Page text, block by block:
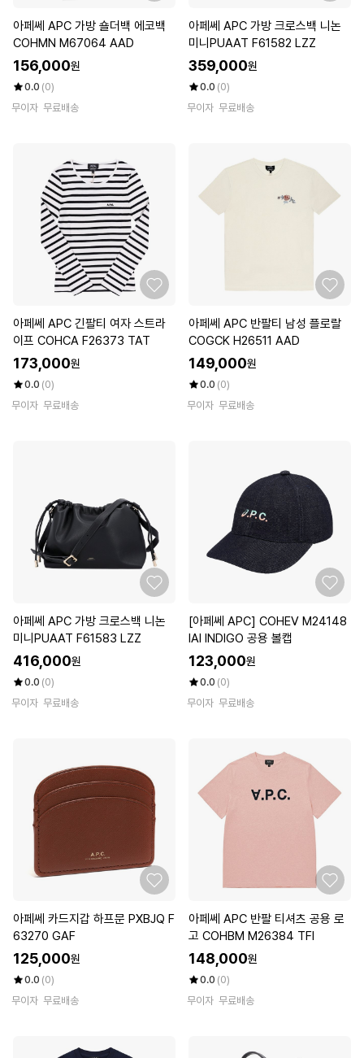
아페쎄 APC 가방 숄더백 에코백
COHMN M67064 AAD
156,000원
0.0 (0)
무이자 무료배송
아페쎄 APC 가방 크로스백 니논
미니PUAAT F61582 LZZ
359,000원
0.0 (0)
무이자 무료배송
아페쎄 APC 긴팔티 여자 스트라
이프 COHCA F26373 TAT
173,000원
0.0 (0)
무이자 무료배송
아페쎄 APC 반팔티 남성 플로랄
COGCK H26511 AAD
149,000원
0.0 (0)
무이자 무료배송
아페쎄 APC 가방 크로스백 니논
미니PUAAT F61583 LZZ
416,000원
0.0 (0)
무이자 무료배송
[아페쎄 APC] COHEV M24148
IAI INDIGO 공용 볼캡
123,000원
0.0 (0)
무이자 무료배송
아페쎄 카드지갑 하프문 PXBJQ F
63270 GAF
125,000원
0.0 (0)
무이자 무료배송
아페쎄 APC 반팔 티셔츠 공용 로
고 COHBM M26384 TFI
148,000원
0.0 (0)
무이자 무료배송